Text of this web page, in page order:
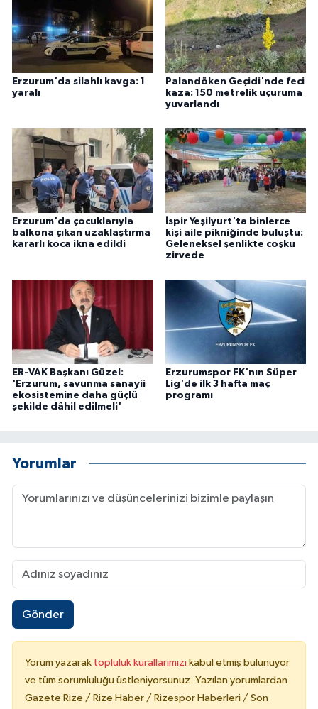
Erzurum'da silahlı kavga: 1
yaralı
Palandöken Geçidi'nde feci
kaza: 150 metrelik uçuruma
yuvarlandı
Erzurum'da çocuklarıyla
balkona çıkan uzaklaştırma
kararlı koca ikna edildi
İspir Yeşilyurt'ta binlerce
kişi aile pikniğinde buluştu:
Geleneksel şenlikte coşku
zirvede
ER-VAK Başkanı Güzel:
'Erzurum, savunma sanayii
ekosistemine daha güçlü
şekilde dâhil edilmeli'
Erzurumspor FK'nın Süper
Lig'de ilk 3 hafta maç
programı
Yorumlar
Gönder
Yorum yazarak topluluk kurallarımızı kabul etmiş bulunuyor
ve tüm sorumluluğu üstleniyorsunuz. Yazılan yorumlardan
Gazete Rize / Rize Haber / Rizespor Haberleri / Son